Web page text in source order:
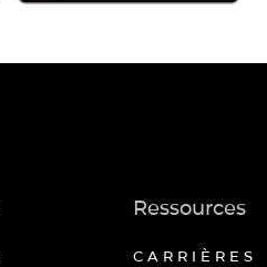
Ressources
CARRIÈRES